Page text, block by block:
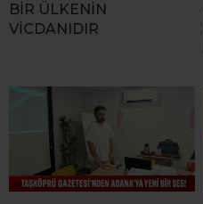
BİR ÜLKENİN
VİCDANIDIR